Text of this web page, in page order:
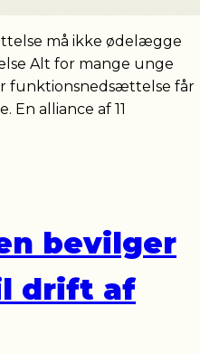
må ikke ødelægge
Alt for mange unge
funktionsnedsættelse får
En alliance af 11
bevilger
drift af